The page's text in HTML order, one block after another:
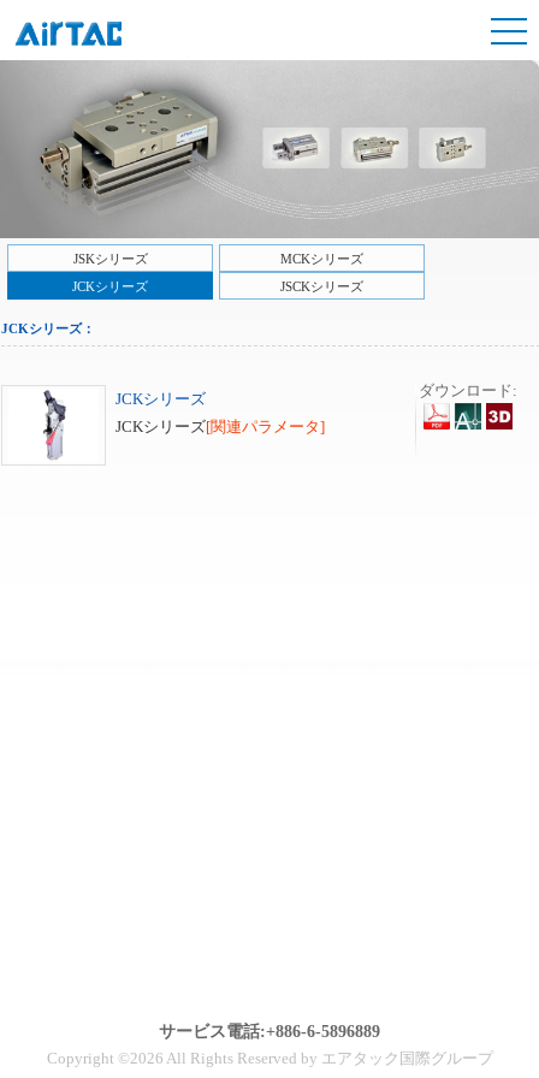
JSKシリーズ
MCKシリーズ
JCKシリーズ
JSCKシリーズ
JCKシリーズ：
JCKシリーズ
JCKシリーズ[関連パラメータ]
ダウンロード:
サービス電話:+886-6-5896889
Copyright ©2026 All Rights Reserved by エアタック国際グループ